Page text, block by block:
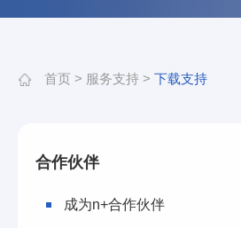
首页 > 服务支持 > 下载支持
合作伙伴
成为n+合作伙伴